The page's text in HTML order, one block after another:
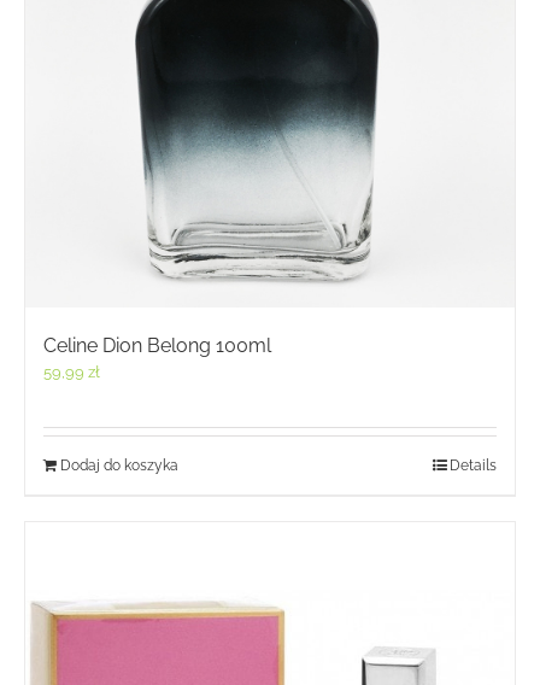
Celine Dion Belong 100ml
59,99 zł
Dodaj do koszyka Details